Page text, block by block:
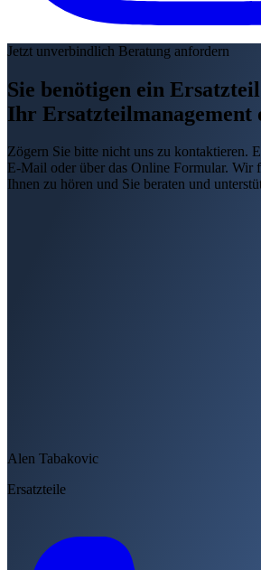
Jetzt unverbindlich Beratung anfordern
Sie benötigen ein
Ihr Ersatzteilmanagement
Zögern Sie bitte nicht uns zu kontaktieren.
E-Mail oder über das Online Formular. Wir
Ihnen zu hören und Sie beraten und
Alen Tabakovic
Ersatzteile